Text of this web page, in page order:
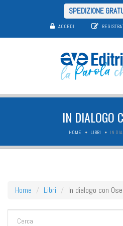
SPEDIZIONE
ACCEDI
IN DIALOGO
HOME LIBRI IN
Home Libri In dialogo con
FORM DI RICERCA